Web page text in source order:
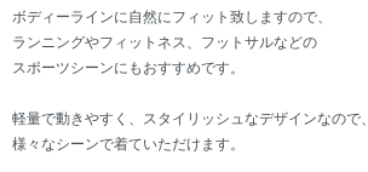
ボディーラインに自然にフィット致しますので、
ランニングやフィットネス、フットサルなどの
スポーツシーンにもおすすめです。
軽量で動きやすく、スタイリッシュなデザインなので、
様々なシーンで着ていただけます。